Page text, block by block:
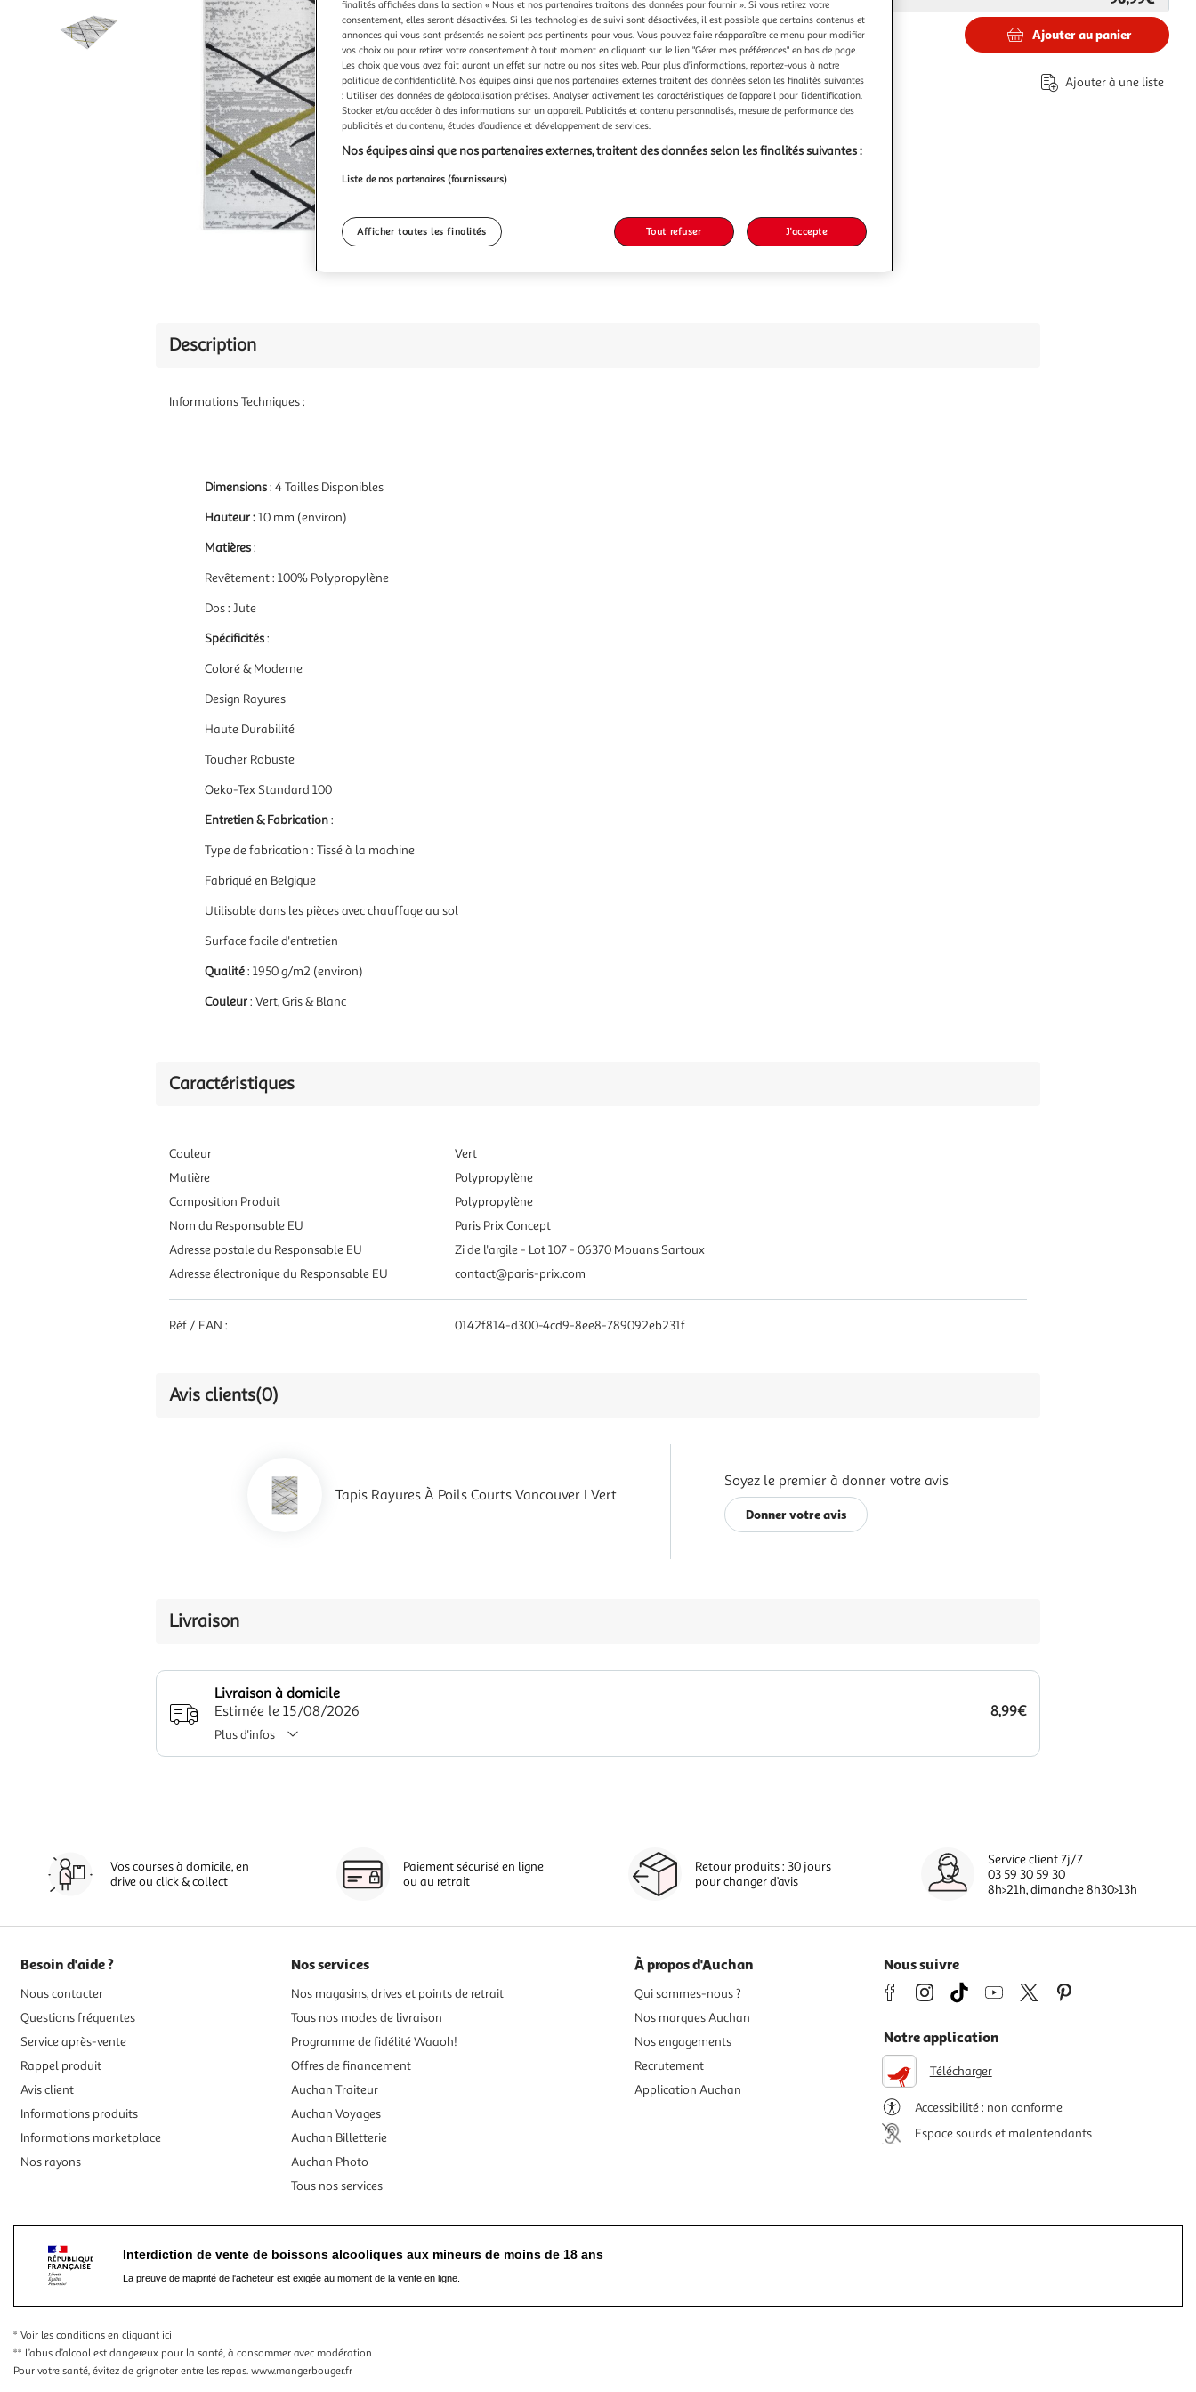
96,99€
dont 0,12€ d'éco part. mobilier.
Ajouter au panier
Ajouter à une liste
Description
Informations Techniques :
Dimensions: 4 Tailles Disponibles
Hauteur :10 mm (environ)
Matières:
Revêtement : 100% Polypropylène
Dos : Jute
Spécificités:
Coloré & Moderne
Design Rayures
Haute Durabilité
Toucher Robuste
Oeko-Tex Standard 100
Entretien & Fabrication:
Type de fabrication : Tissé à la machine
Fabriqué en Belgique
Utilisable dans les pièces avec chauffage au sol
Surface facile d'entretien
Qualité: 1950 g/m2 (environ)
Couleur: Vert, Gris & Blanc
Caractéristiques
Couleur
Vert
Matière
Polypropylène
Composition Produit
Polypropylène
Nom du Responsable EU
Paris Prix Concept
Adresse postale du Responsable EU
Zi de l'argile - Lot 107 - 06370 Mouans Sartoux
Adresse électronique du Responsable EU
contact@paris-prix.com
Réf / EAN : 0142f814-d300-4cd9-8ee8-789092eb231f
Avis clients(0)
Tapis Rayures À Poils Courts Vancouver I Vert
Soyez le premier à donner votre avis
Donner votre avis
Livraison
Livraison à domicile
Estimée le 15/08/2026
8,99€
Plus d'infos
Vos courses à domicile, en
drive ou click & collect
Paiement sécurisé en ligne
ou au retrait
Retour produits : 30 jours
pour changer d’avis
Service client 7j/7
03 59 30 59 30
8h>21h, dimanche 8h30>13h
Besoin d'aide ?
Nous contacter
Questions fréquentes
Service après-vente
Rappel produit
Avis client
Informations produits
Informations marketplace
Nos rayons
Nos services
Nos magasins, drives et points de retrait
Tous nos modes de livraison
Programme de fidélité Waaoh!
Offres de financement
Auchan Traiteur
Auchan Voyages
Auchan Billetterie
Auchan Photo
Tous nos services
À propos d'Auchan
Qui sommes-nous ?
Nos marques Auchan
Nos engagements
Recrutement
Application Auchan
Nous suivre
Notre application
Télécharger
Accessibilité : non conforme
Espace sourds et malentendants
Interdiction de vente de boissons alcooliques aux mineurs de moins de 18 ans
La preuve de majorité de l'acheteur est exigée au moment de la vente en ligne.
* Voir les conditions en cliquant ici
** L’abus d’alcool est dangereux pour la santé, à consommer avec modération
Pour votre santé, évitez de grignoter entre les repas. www.mangerbouger.fr
finalités affichées dans la section « Nous et nos partenaires traitons des données pour fournir ». Si vous retirez votre
consentement, elles seront désactivées. Si les technologies de suivi sont désactivées, il est possible que certains contenus et
annonces qui vous sont présentés ne soient pas pertinents pour vous. Vous pouvez faire réapparaître ce menu pour modifier
vos choix ou pour retirer votre consentement à tout moment en cliquant sur le lien "Gérer mes préférences" en bas de page.
Les choix que vous avez fait auront un effet sur notre ou nos sites web. Pour plus d’informations, reportez-vous à notre
politique de confidentialité. Nos équipes ainsi que nos partenaires externes traitent des données selon les finalités suivantes
: Utiliser des données de géolocalisation précises. Analyser activement les caractéristiques de l’appareil pour l’identification.
Stocker et/ou accéder à des informations sur un appareil. Publicités et contenu personnalisés, mesure de performance des
publicités et du contenu, études d’audience et développement de services.
Nos équipes ainsi que nos partenaires externes, traitent des données selon les finalités suivantes :
Liste de nos partenaires (fournisseurs)
Afficher toutes les finalités Tout refuser J'accepte